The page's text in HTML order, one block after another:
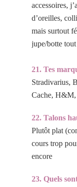
accessoires,
d’oreilles,
mais surtout
jupe/botte
21. Tes
Stradivarius,
Cache,
22. Talons
Plutôt plat
cours trop
encore
23. Quels